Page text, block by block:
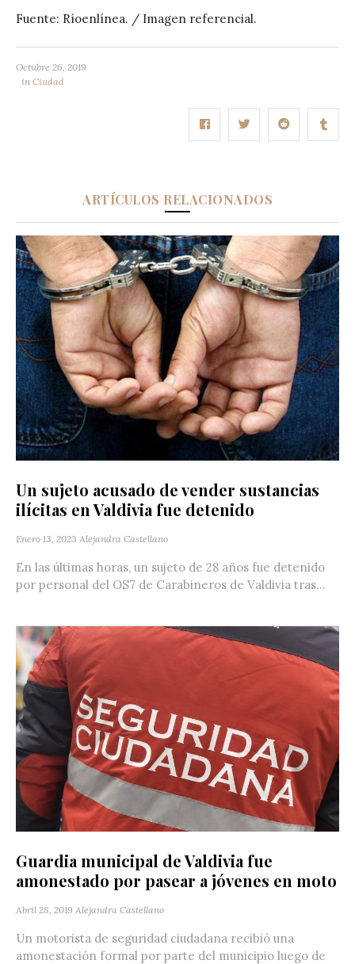
Fuente: Ríoenlínea. / Imagen referencial.
Octubre 26, 2019
in Ciudad
ARTÍCULOS RELACIONADOS
Un sujeto acusado de vender sustancias
ilícitas en Valdivia fue detenido
Enero 13, 2023 Alejandra Castellano
En las últimas horas, un sujeto de 28 años fue detenido
por personal del OS7 de Carabineros de Valdivia tras...
Guardia municipal de Valdivia fue
amonestado por pasear a jóvenes en moto
Abril 28, 2019 Alejandra Castellano
Un motorista de seguridad ciudadana recibió una
amonestación formal por parte del municipio luego de